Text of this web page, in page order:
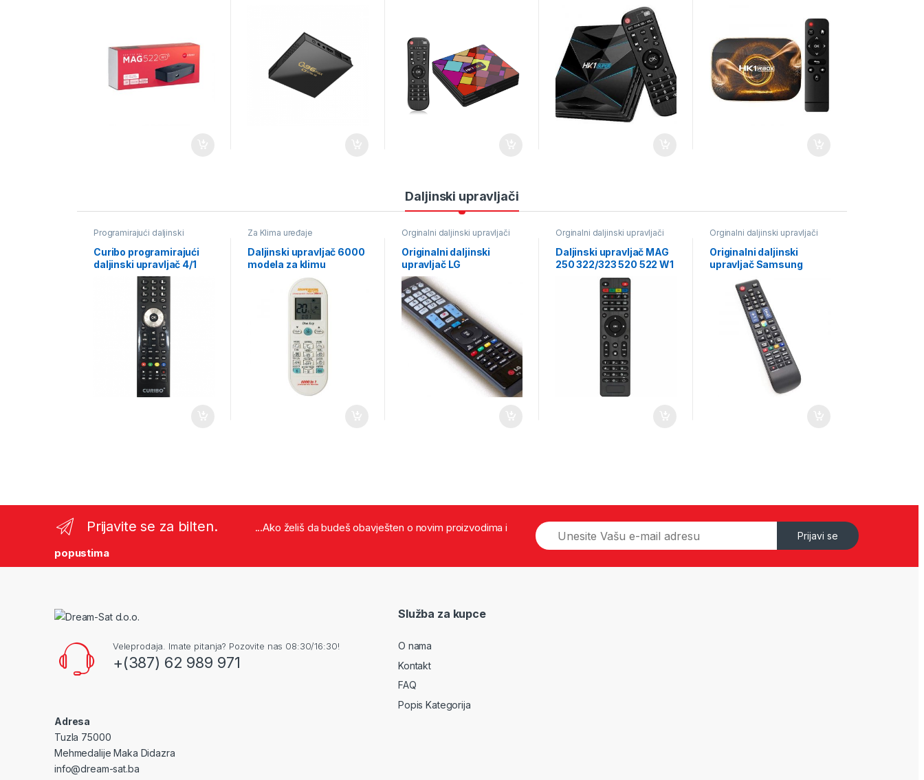
Daljinski upravljači
Programirajući daljinski
upravljači
Curibo programirajući
daljinski upravljač 4/1
Za Klima uređaje
Daljinski upravljač 6000
modela za klimu
Orginalni daljinski upravljači
Originalni daljinski
upravljač LG
Orginalni daljinski upravljači
Daljinski upravljač MAG
250 322/323 520 522 W1
Orginalni daljinski upravljači
Originalni daljinski
upravljač Samsung
Prijavite se za bilten.
...Ako želiš da budeš obavješten o novim proizvodima i
popustima
Prijavi se
Veleprodaja. Imate pitanja? Pozovite nas 08:30/16:30!
+(387) 62 989 971
Adresa
Tuzla 75000
Mehmedalije Maka Didazra
info@dream-sat.ba
Služba za kupce
O nama
Kontakt
FAQ
Popis Kategorija